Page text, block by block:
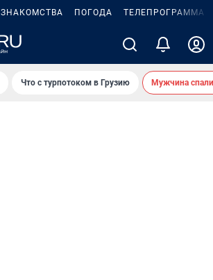
ЗНАКОМСТВА ПОГОДА ТЕЛЕПРОГРАММА
Что с турпотоком в Грузию Мужчина